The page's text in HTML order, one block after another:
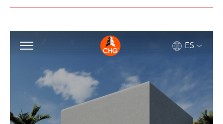
Abrir maqueta virtual en una ventana nueva